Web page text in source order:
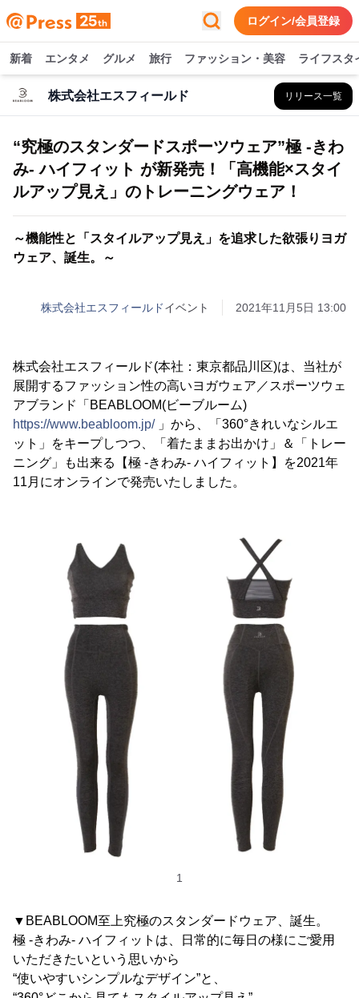
ログイン/会員登録
新着 エンタメ グルメ 旅行 ファッション・美容 ライフスタ
株式会社エスフィールド リリース一覧
“究極のスタンダードスポーツウェア”極 -きわ
み- ハイフィット が新発売！「高機能×スタイ
ルアップ見え」のトレーニングウェア！
～機能性と「スタイルアップ見え」を追求した欲張りヨガ
ウェア、誕生。～
株式会社エスフィールドイベント 2021年11月5日 13:00
株式会社エスフィールド(本社：東京都品川区)は、当社が
展開するファッション性の高いヨガウェア／スポーツウェ
アブランド「BEABLOOM(ビーブルーム)
https://www.beabloom.jp/」から、「360°きれいなシルエ
ット」をキープしつつ、「着たままお出かけ」＆「トレー
ニング」も出来る【極 -きわみ- ハイフィット】を2021年
11月にオンラインで発売いたしました。
1
▼BEABLOOM至上究極のスタンダードウェア、誕生。
極 -きわみ- ハイフィットは、日常的に毎日の様にご愛用
いただきたいという思いから
“使いやすいシンプルなデザイン”と、